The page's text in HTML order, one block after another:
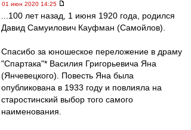
01 июн 2020 14:25
...100 лет назад, 1 июня 1920 года, родился
Давид Самуилович Кауфман (Самойлов).
Спасибо за юношеское переложение в драму
"Спартака"* Василия Григорьевича Яна
(Янчевецкого). Повесть Яна была
опубликована в 1933 году и повлияла на
старостинский выбор того самого
наименования.